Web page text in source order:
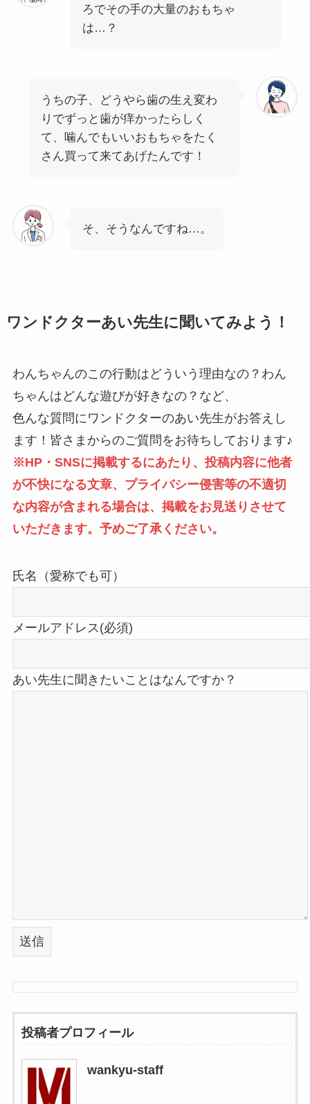
ろでその手の大量のおもちゃ
は…？
うちの子、どうやら歯の生え変わ
りでずっと歯が痒かったらしく
て、噛んでもいいおもちゃをたく
さん買って来てあげたんです！
そ、そうなんですね…。
ワンドクターあい先生に聞いてみよう！
わんちゃんのこの行動はどういう理由なの？わん
ちゃんはどんな遊びが好きなの？など、
色んな質問にワンドクターのあい先生がお答えし
ます！皆さまからのご質問をお待ちしております♪
※HP・SNSに掲載するにあたり、投稿内容に他者
が不快になる文章、プライバシー侵害等の不適切
な内容が含まれる場合は、掲載をお見送りさせて
いただきます。予めご了承ください。
氏名（愛称でも可）
メールアドレス(必須)
あい先生に聞きたいことはなんですか？
投稿者プロフィール
wankyu-staff